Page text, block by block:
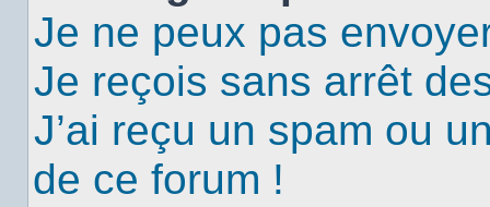
Je ne peux pas
Je reçois sans arrêt
J’ai reçu un spam ou
de ce forum !